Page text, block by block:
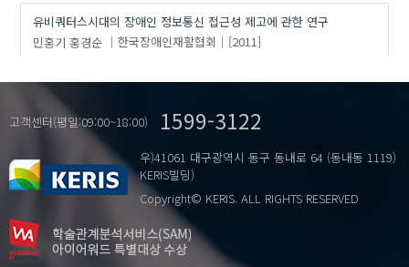
유비쿼터스시대의 장애인 정보통신 접근성 제고에 관한 연구
민홍기 홍경순 한국장애인재활협회 [2011]
고객센터(평일:09:00~18:00) 1599-3122
우)41061 대구광역시 동구 동내로 64 (동내동 1119)
KERIS빌딩)
Copyright© KERIS. ALL RIGHTS RESERVED